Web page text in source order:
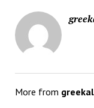
More from